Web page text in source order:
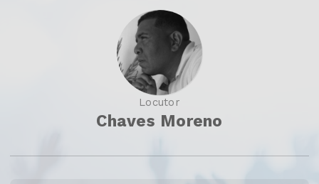
Locutor
Chaves Moreno